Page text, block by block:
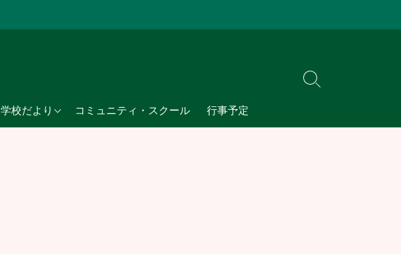
学校だより
2026年度
コミュニティ・スクール 行事予定
検
り